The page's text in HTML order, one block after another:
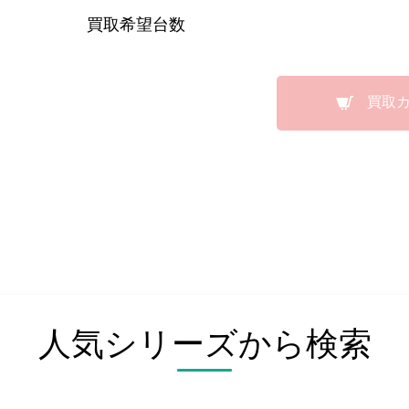
買取希望台数
買取
人気シリーズから検索